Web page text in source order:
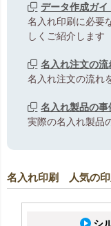
データ作成ガイ
名入れ印刷に必要
しくご紹介します
名入れ注文の流
名入れ注文の流れ
名入れ製品の事
実際の名入れ製品
名入れ印刷 人気の印
シ